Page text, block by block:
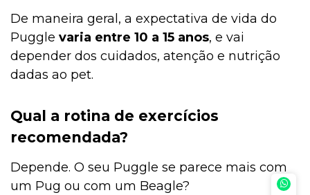
De maneira geral, a expectativa de vida do
Puggle varia entre 10 a 15 anos, e vai
depender dos cuidados, atenção e nutrição
dadas ao pet.
Qual a rotina de exercícios
recomendada?
Depende. O seu Puggle se parece mais com
um Pug ou com um Beagle?